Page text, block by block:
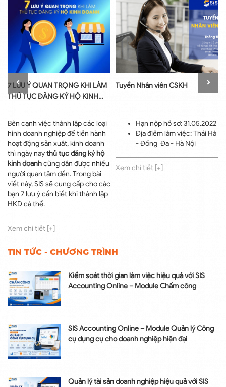
TIN TỨC - CHƯƠNG TRÌNH
Kiểm soát thời gian làm việc hiệu quả với SIS
Accounting Online – Module Chấm công
SIS Accounting Online – Module Quản lý Công
cụ dụng cụ cho doanh nghiệp hiện đại
Quản lý tài sản doanh nghiệp hiệu quả với SIS
7 LƯU Ý QUAN TRỌNG KHI LÀM
THỦ TỤC ĐĂNG KÝ HỘ KINH
Bên cạnh việc thành lập các loại
hình doanh nghiệp để tiến hành
hoạt động sản xuất, kinh doanh
thì ngày naythủ tục đăng ký hộ
kinh doanhcũng dần được nhiều
người quan tâm đến. Trong bài
viết này, SIS sẽ cung cấp cho các
bạn 7 lưu ý cần biết khi thành lập
HKD cá thể.
Xem chi tiết [+]
Tuyển Nhân viên CSKH
Hạn nộp hồ sơ: 31.05.2022
Địa điểm làm việc: Thái Hà
- Đống Đa - Hà Nội
Xem chi tiết [+]